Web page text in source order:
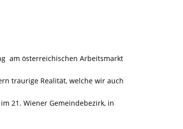
am österreichischen Arbeitsmarkt
traurige Realität, welche wir auch
21. Wiener Gemeindebezirk, in